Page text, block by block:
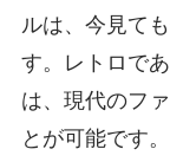
ルは、今見て
す。レトロで
は、現代のフ
とが可能です